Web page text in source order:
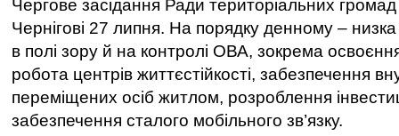
Чергове засідання Ради територіальних громад
Чернігові 27 липня. На порядку денному –
в полі зору й на контролі ОВА, зокрема освоєння
робота центрів життєстійкості, забезпечення
переміщених осіб житлом, розроблення
забезпечення сталого мобільного зв’язку.